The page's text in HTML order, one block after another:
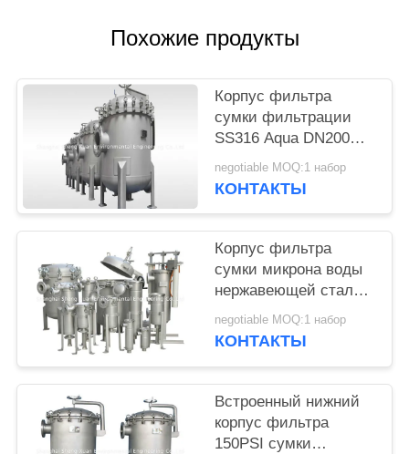
Похожие продукты
Корпус фильтра
сумки фильтрации
SS316 Aqua DN200
840T/H
negotiable MOQ:1 набор
КОНТАКТЫ
Корпус фильтра
сумки микрона воды
нержавеющей стали
10T/H
negotiable MOQ:1 набор
КОНТАКТЫ
Встроенный нижний
корпус фильтра
150PSI сумки